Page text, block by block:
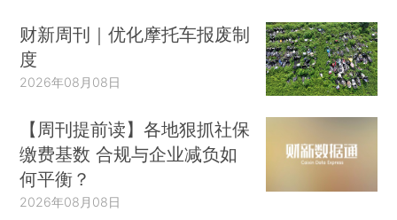
财新周刊｜优化摩托车报废制
度
2026年08月08日
【周刊提前读】各地狠抓社保
缴费基数 合规与企业减负如
何平衡？
2026年08月08日